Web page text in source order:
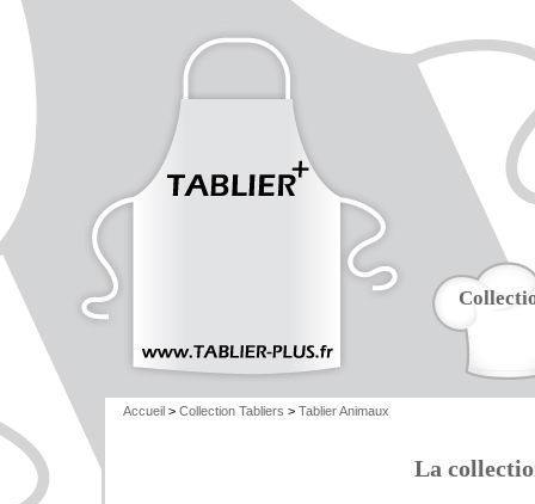
Accueil > Collection Tabliers > Tablier Animaux
La